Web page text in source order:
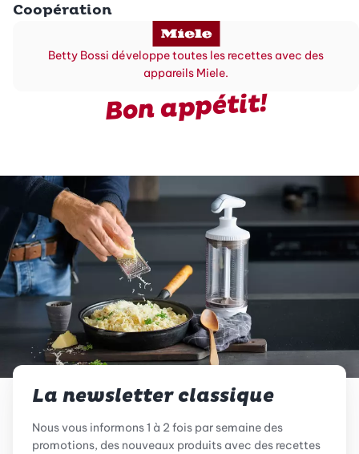
Coopération
Betty Bossi développe toutes les recettes avec des
appareils Miele.
Bon appétit!
La newsletter classique
Nous vous informons 1 à 2 fois par semaine des
promotions, des nouveaux produits avec des recettes